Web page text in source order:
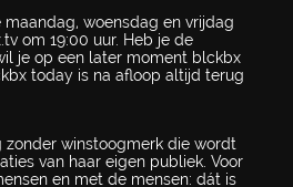
woensdag en vrijdag
om 19:00 uur. Heb je de
je op een later moment blckbx
today is na afloop altijd terug
zonder winstoogmerk die wordt
van haar eigen publiek. Voor
en met de mensen: dát is